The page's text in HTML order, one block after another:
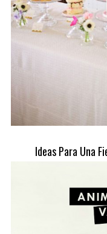
Ideas Para Una